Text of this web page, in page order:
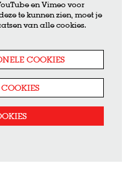
en Vimeo voor
te kunnen zien, moet je
van alle cookies.
COOKIES
Inzoomen